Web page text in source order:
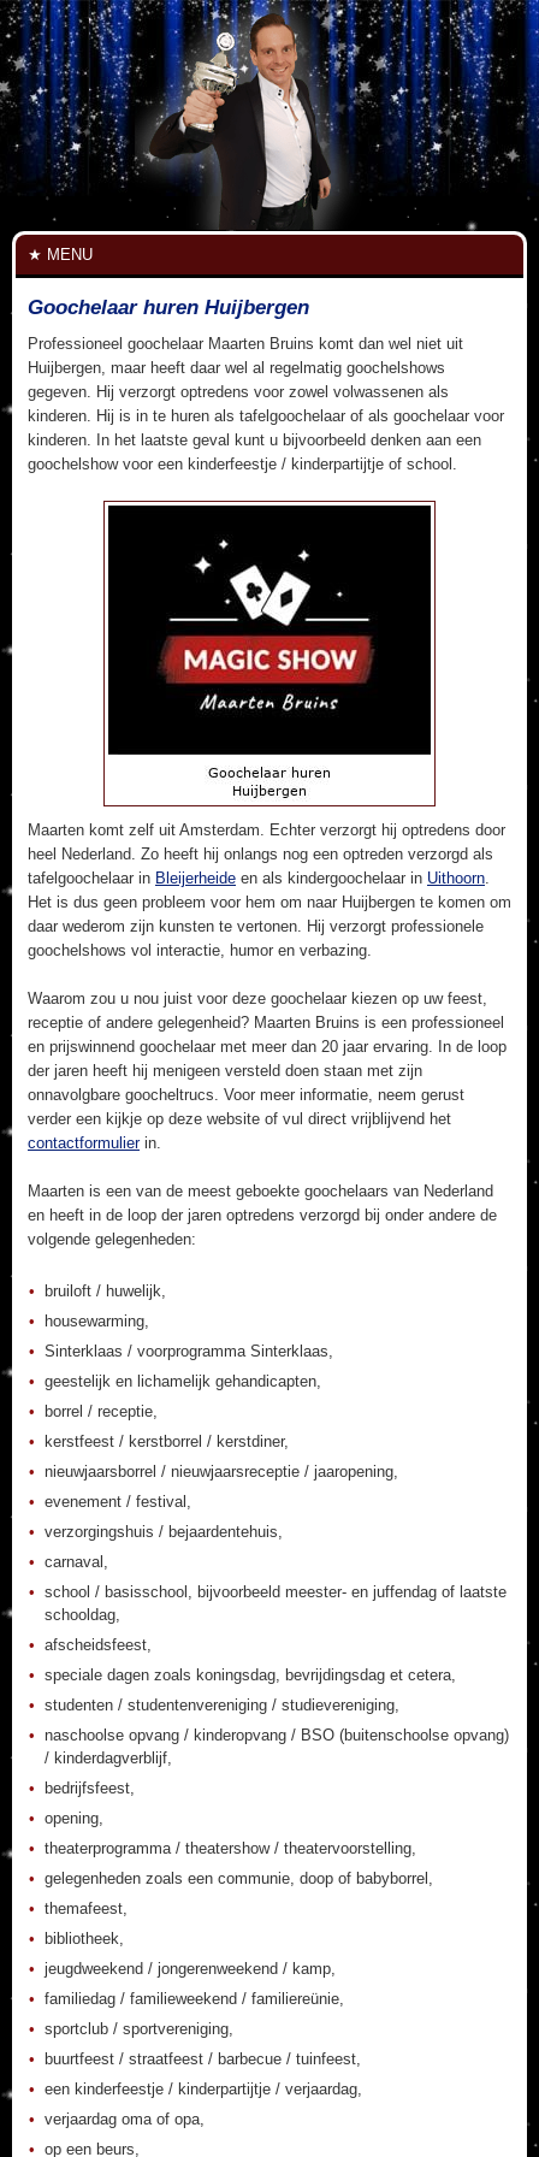
MENU
Goochelaar huren Huijbergen
Professioneel goochelaar Maarten Bruins komt dan wel niet uit
Huijbergen, maar heeft daar wel al regelmatig goochelshows
gegeven. Hij verzorgt optredens voor zowel volwassenen als
kinderen. Hij is in te huren als tafelgoochelaar of als goochelaar voor
kinderen. In het laatste geval kunt u bijvoorbeeld denken aan een
goochelshow voor een kinderfeestje / kinderpartijtje of school.
Maarten komt zelf uit Amsterdam. Echter verzorgt hij optredens door
heel Nederland. Zo heeft hij onlangs nog een optreden verzorgd als
tafelgoochelaar in Bleijerheide en als kindergoochelaar in Uithoorn.
Het is dus geen probleem voor hem om naar Huijbergen te komen om
daar wederom zijn kunsten te vertonen. Hij verzorgt professionele
goochelshows vol interactie, humor en verbazing.
Waarom zou u nou juist voor deze goochelaar kiezen op uw feest,
receptie of andere gelegenheid? Maarten Bruins is een professioneel
en prijswinnend goochelaar met meer dan 20 jaar ervaring. In de loop
der jaren heeft hij menigeen versteld doen staan met zijn
onnavolgbare goocheltrucs. Voor meer informatie, neem gerust
verder een kijkje op deze website of vul direct vrijblijvend het
contactformulierin.
Maarten is een van de meest geboekte goochelaars van Nederland
en heeft in de loop der jaren optredens verzorgd bij onder andere de
volgende gelegenheden:
bruiloft / huwelijk,
housewarming,
Sinterklaas / voorprogramma Sinterklaas,
geestelijk en lichamelijk gehandicapten,
borrel / receptie,
kerstfeest / kerstborrel / kerstdiner,
nieuwjaarsborrel / nieuwjaarsreceptie / jaaropening,
evenement / festival,
verzorgingshuis / bejaardentehuis,
carnaval,
school / basisschool, bijvoorbeeld meester- en juffendag of laatste
schooldag,
afscheidsfeest,
speciale dagen zoals koningsdag, bevrijdingsdag et cetera,
studenten / studentenvereniging / studievereniging,
naschoolse opvang / kinderopvang / BSO (buitenschoolse opvang)
/ kinderdagverblijf,
bedrijfsfeest,
opening,
theaterprogramma / theatershow / theatervoorstelling,
gelegenheden zoals een communie, doop of babyborrel,
themafeest,
bibliotheek,
jeugdweekend / jongerenweekend / kamp,
familiedag / familieweekend / familiereünie,
sportclub / sportvereniging,
buurtfeest / straatfeest / barbecue / tuinfeest,
een kinderfeestje / kinderpartijtje / verjaardag,
verjaardag oma of opa,
op een beurs,